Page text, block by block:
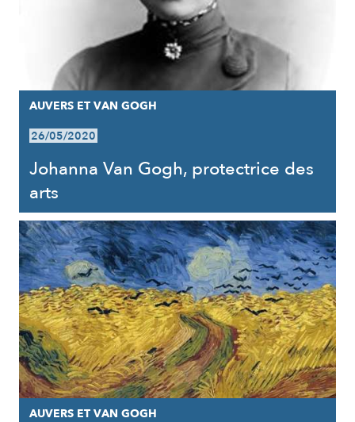
AUVERS ET VAN GOGH
26/05/2020
Johanna Van Gogh, protectrice des
arts
AUVERS ET VAN GOGH